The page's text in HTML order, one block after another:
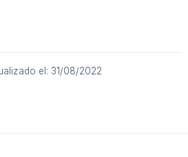
el: 31/08/2022